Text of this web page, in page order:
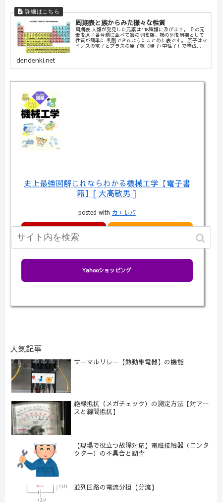
周期表と族からみた様々な性質
周期表 人類が発見した元素は118種類に及びます。 その元
素を原子番号順に並べて縦の列を族、横の列を周期として
性質が簡単に 判別できるようにまとめた表です。 原子はマ
イナスの電子とプラスの原子核（陽子+中性子）で構成...
dendenki.net
史上最強図解これならわかる機械工学【電子書
籍】[ 大高敏男 ]
posted with カエレバ
楽天市場
Yahooショッピング
人気記事
サーマルリレー【熱動継電器】の機能
絶縁抵抗（メガチェック）の測定方法【対アー
スと線間抵抗】
【現場で役立つ故障対応】電磁接触器（コンタ
クター）の不具合と調査
並列回路の電流分担【分流】